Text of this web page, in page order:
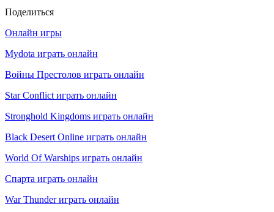
Поделиться
Онлайн игры
Mydota играть онлайн
Войны Престолов играть онлайн
Star Conflict играть онлайн
Stronghold Kingdoms играть онлайн
Black Desert Online играть онлайн
World Of Warships играть онлайн
Спарта играть онлайн
War Thunder играть онлайн